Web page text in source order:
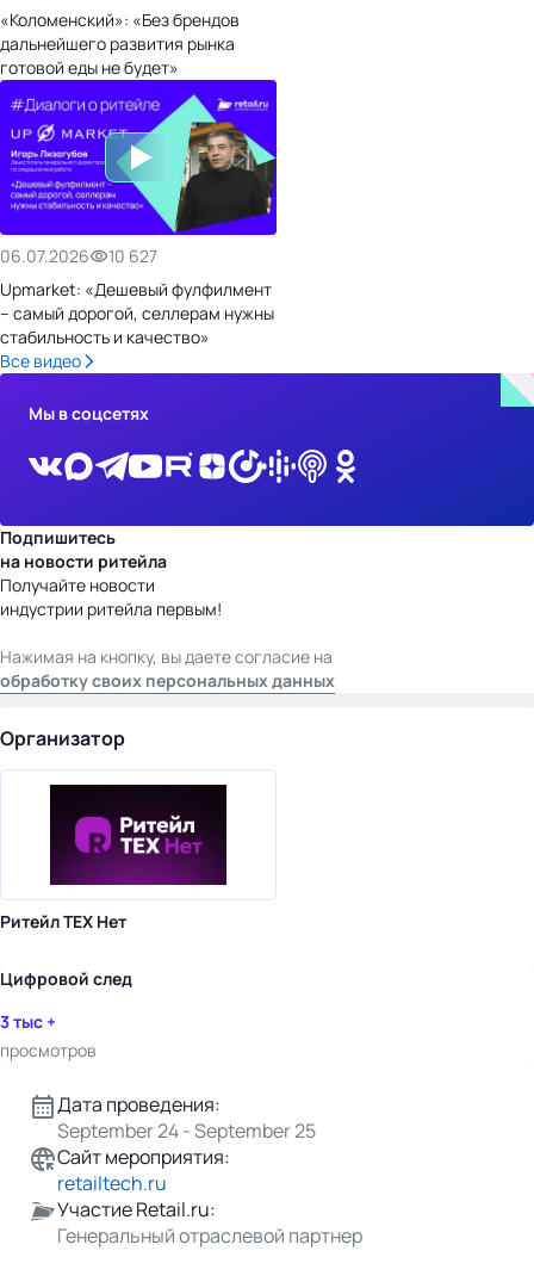
«Коломенский»: «Без брендов
дальнейшего развития рынка
готовой еды не будет»
06.07.2026
10 627
Upmarket: «Дешевый фулфилмент
– самый дорогой, селлерам нужны
стабильность и качество»
Все видео
Мы в соцсетях
Подпишитесь
на новости ритейла
Получайте новости
индустрии ритейла первым!
Нажимая на кнопку, вы даете согласие на
обработку своих персональных данных
Организатор
Ритейл ТЕХ Нет
Цифровой след
3 тыс +
просмотров
Дата проведения:
September 24 - September 25
Сайт мероприятия:
retailtech.ru
Участие Retail.ru:
Генеральный отраслевой партнер